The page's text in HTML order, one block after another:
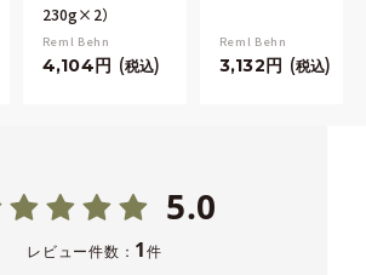
230g×2）
Reml Behn
4,104 税込
Reml Behn
3,132 税込
5.0
レビュー件数： 1件